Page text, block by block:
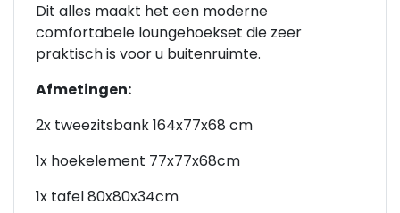
Dit alles maakt het een moderne
comfortabele loungehoekset die zeer
praktisch is voor u buitenruimte.
Afmetingen:
2x tweezitsbank 164x77x68 cm
1x hoekelement 77x77x68cm
1x tafel 80x80x34cm